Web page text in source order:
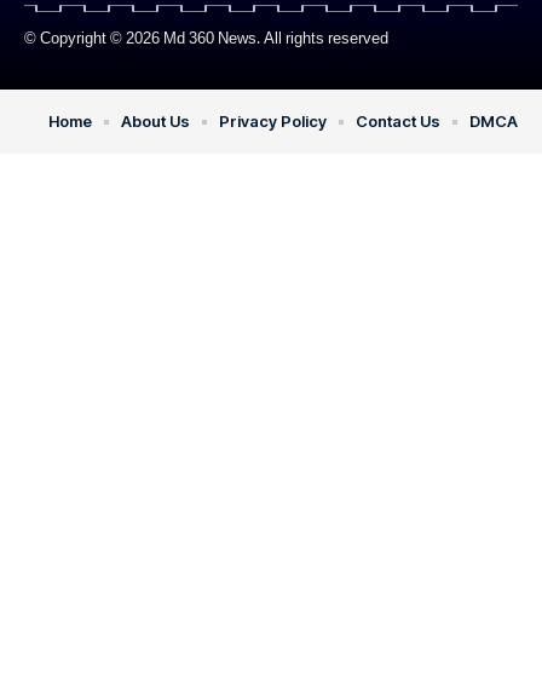
© Copyright © 2026 Md 360 News. All rights reserved
Home About Us Privacy Policy Contact Us DMCA